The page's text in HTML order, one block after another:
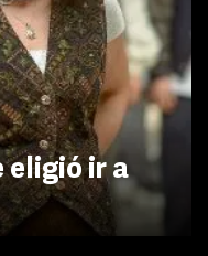
eligió ir a